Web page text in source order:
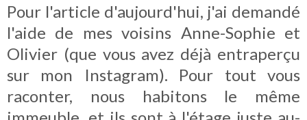
Pour l'article d'aujourd'hui, j'ai demandé
l'aide de mes voisins Anne-Sophie et
Olivier (que vous avez déjà entraperçu
sur mon Instagram). Pour tout vous
raconter, nous habitons le même